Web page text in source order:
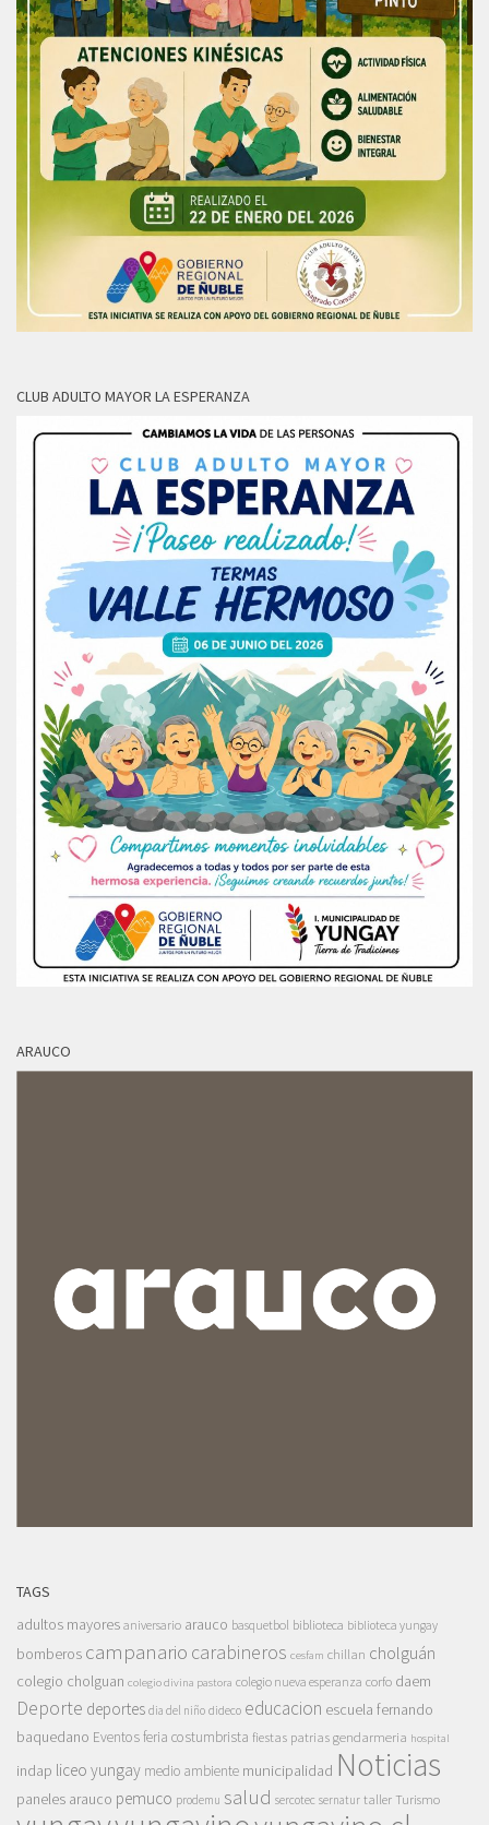
CLUB ADULTO MAYOR LA ESPERANZA
ARAUCO
TAGS
adultos mayores aniversario arauco basquetbol biblioteca biblioteca yungay
bomberos campanario carabineros cesfam chillan cholguán
colegio cholguan colegio divina pastora colegio nueva esperanza corfo daem
Deporte deportes dia del niño dideco educacion escuela fernando
baquedano Eventosferia costumbrista fiestas patrias gendarmeria hospital
indap liceo yungay medio ambiente municipalidad Noticias
paneles arauco pemuco prodemu salud sercotec sernatur taller Turismo